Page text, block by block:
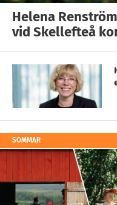
Helena
vid Skellefteå
SOMMAR